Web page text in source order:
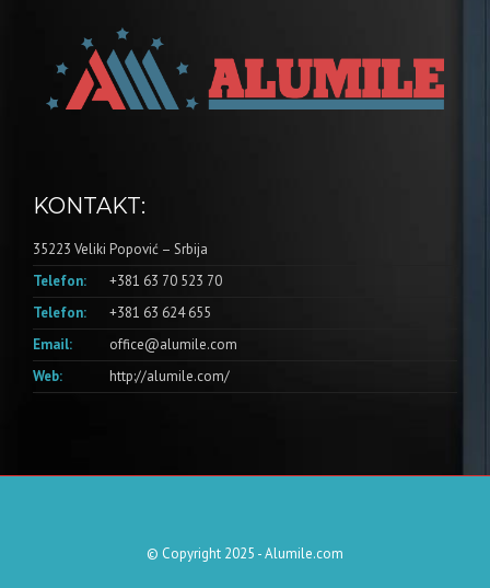
KONTAKT:
35223 Veliki Popović – Srbija
Telefon:
+381 63 70 523 70
Telefon:
+381 63 624 655
Email:
office@alumile.com
Web:
http://alumile.com/
© Copyright 2025 - Alumile.com